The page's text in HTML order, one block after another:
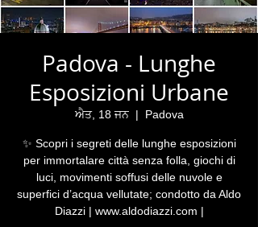
Padova - Lunghe
Esposizioni Urbane
ਐਤ, 18 ਜਨ
  |
Padova
✨ Scopri i segreti delle lunghe esposizioni
per immortalare città senza folla, giochi di
luci, movimenti soffusi delle nuvole e
superfici d’acqua vellutate; condotto da Aldo
Diazzi | www.aldodiazzi.com |